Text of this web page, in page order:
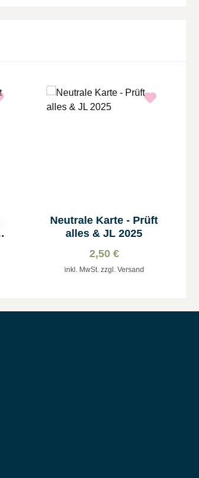
Neutrale Karte - Prüft
alles & JL 2025
2,50 €
inkl. MwSt. zzgl. Versand